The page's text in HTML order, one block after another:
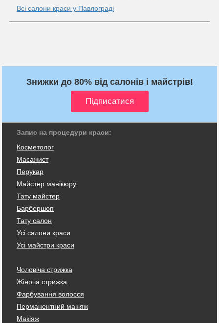
Всі салони краси у Павлограді
Знижки до 80% від салонів і майстрів!
Запис на процедури краси:
Косметолог
Масажист
Перукар
Майстер манікюру
Тату майстер
Барбершоп
Тату салон
Усі салони краси
Усі майстри краси
Чоловіча стрижка
Жіноча стрижка
Фарбування волосся
Перманентний макіяж
Макіяж